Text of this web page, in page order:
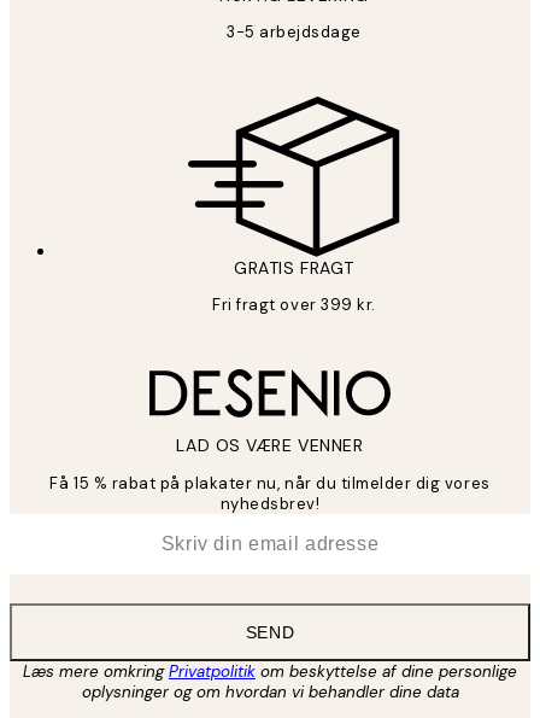
3-5 arbejdsdage
GRATIS FRAGT
Fri fragt over 399 kr.
LAD OS VÆRE VENNER
Få 15 % rabat på plakater nu, når du tilmelder dig vores
nyhedsbrev!
SEND
Læs mere omkringPrivatpolitik om beskyttelse af dine personlige
oplysninger og om hvordan vi behandler dine data